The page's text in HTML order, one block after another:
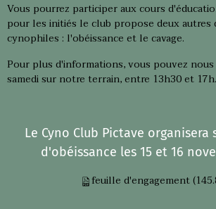
Vous pourrez participer aux cours
pour les initiés le club propose deux autres
cynophiles : l'obéissance et le cavage.
Pour plus d'informations, vous pouvez
samedi sur notre terrain, entre 13h30 et 17h.
Le Cyno Club Pictave organisera
d'obéissance les 15 et 16
feuille d'engagement